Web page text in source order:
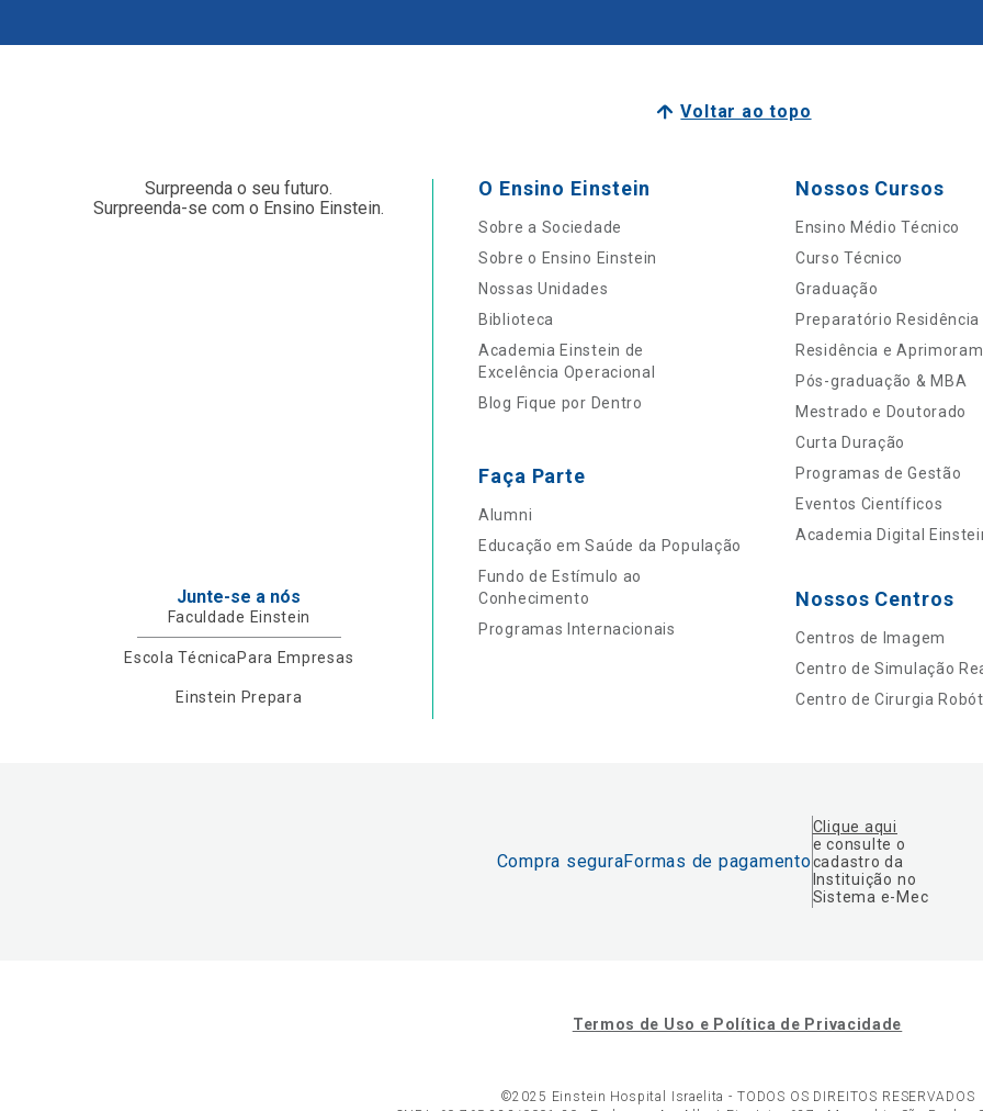
Voltar ao topo
Surpreenda o seu futuro.
Surpreenda-se com o Ensino Einstein.
Junte-se a nós
Faculdade Einstein
Escola Técnica Para Empresas
Einstein Prepara
O Ensino Einstein
Sobre a Sociedade
Sobre o Ensino Einstein
Nossas Unidades
Biblioteca
Academia Einstein de
Excelência Operacional
Blog Fique por Dentro
Faça Parte
Alumni
Educação em Saúde da População
Fundo de Estímulo ao
Conhecimento
Programas Internacionais
Nossos Cursos
Ensino Médio Técnico
Curso Técnico
Graduação
Preparatório Residência
Residência e
Pós-graduação & MBA
Mestrado e Doutorado
Curta Duração
Programas de Gestão
Eventos Científicos
Academia Digital
Nossos Centros
Centros de Imagem
Centro de Simulação
Centro de Cirurgia
Compra seguraFormas de pagamento
Clique aqui
e consulte o
cadastro da
Instituição no
Sistema e-Mec
Termos de Uso e Política de Privacidade
©2025 Einstein Hospital Israelita - TODOS OS DIREITOS RESERVADOS